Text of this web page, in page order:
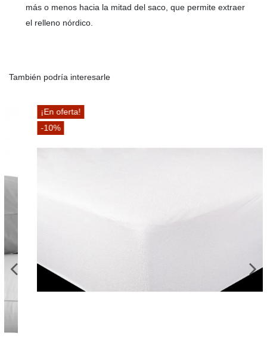
más o menos hacia la mitad del saco, que permite extraer
el relleno nórdico.
También podría interesarle
¡En oferta!
-10%